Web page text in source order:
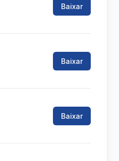
Baixar
Baixar
Baixar